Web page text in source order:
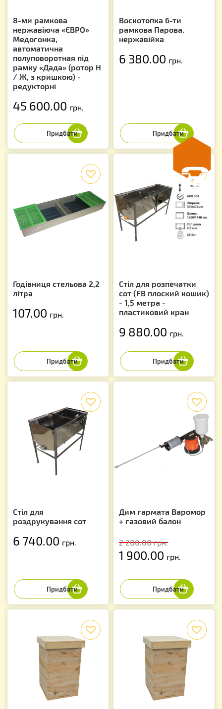
8-ми рамкова
нержавіюча «ЄВРО»
Медогонка,
автоматична
полуповоротная під
рамку «Дада» (ротор Н
/ Ж, з кришкою) -
редукторні
45 600.00 грн.
Воскотопка 6-ти
рамкова Парова.
нержавійка
6 380.00 грн.
Годівниця стельова 2,2
літра
107.00 грн.
Стіл для розпечатки
сот (FB плоский кошик)
- 1,5 метра -
пластиковий кран
9 880.00 грн.
Стіл для
роздрукування сот
6 740.00 грн.
Дим гармата Варомор
+ газовий балон
2 200.00грн.
1 900.00 грн.